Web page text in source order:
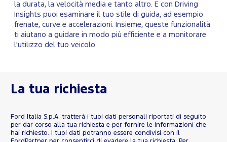
la durata, la velocità media e tanto altro. E con Driving
Insights puoi esaminare il tuo stile di guida, ad esempio
frenate, curve e accelerazioni. Insieme, queste funzionalità
ti aiutano a guidare in modo più efficiente e a monitorare
l'utilizzo del tuo veicolo
La tua richiesta
Ford Italia S.p.A. tratterà i tuoi dati personali riportati di seguito
per dar corso alla tua richiesta e per fornire le informazioni che
hai richiesto. I tuoi dati potranno essere condivisi con il